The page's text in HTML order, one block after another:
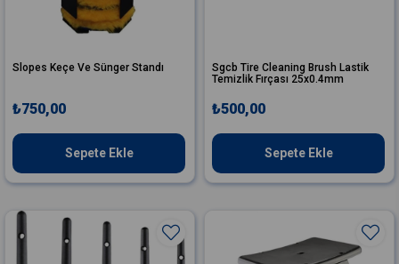
Slopes Keçe Ve Sünger Standı
₺750,00
Sepete Ekle
Sgcb Tire Cleaning Brush Lastik
Temizlik Fırçası 25x0.4mm
₺500,00
Sepete Ekle